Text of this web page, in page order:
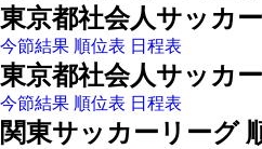
東京都社会人サッカ
今節結果 順位表 日程表
東京都社会人サッカ
今節結果 順位表 日程表
関東サッカーリーグ